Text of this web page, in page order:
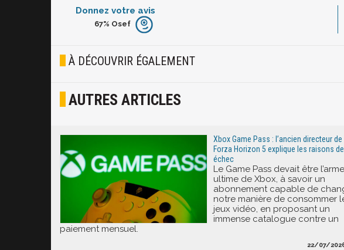
Donnez votre avis
Furieux
Joyeux
67% Osef
À DÉCOUVRIR ÉGALEMENT
AUTRES ARTICLES
Xbox Game Pass : l’ancien directeur de
Forza Horizon 5 explique les raisons
échec
Le Game Pass devait être l’arme
ultime de Xbox, à savoir un
abonnement capable de
notre manière de consommer
jeux vidéo, en proposant un
immense catalogue contre un
paiement mensuel.
22/07/